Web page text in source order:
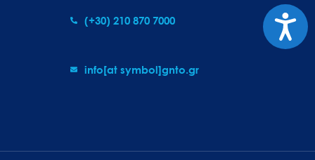
(+30) 210 870 7000
info[at symbol]gnto.gr